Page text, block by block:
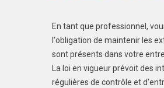
En tant que professionnel,
l'obligation de maintenir les
sont présents dans votre
La loi en vigueur prévoit des
régulières de contrôle et